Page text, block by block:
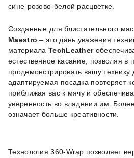
сине-розово-белой расцветке.
Созданные для блистательного
Maestro – это дань уважения
материалаTechLeather
естественное касание, позволяя в
продемонстрировать вашу технику
адаптируемая посадка повторяет
приближая вас к мячу и
уверенность во владении им.
означает больше креативности.
Технология 360-Wrap позволяет